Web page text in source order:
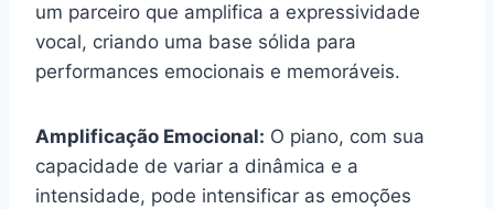
um parceiro que amplifica a expressividade
vocal, criando uma base sólida para
performances emocionais e memoráveis.
Amplificação Emocional: O piano, com sua
capacidade de variar a dinâmica e a
intensidade, pode intensificar as emoções